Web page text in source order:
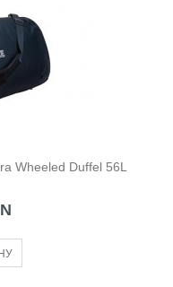
Wheeled Duffel 56L